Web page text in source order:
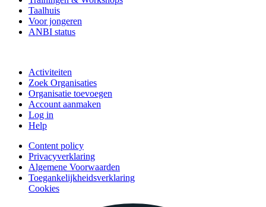
Taalhuis
Voor jongeren
ANBI status
Activiteiten
Zoek Organisaties
Organisatie toevoegen
Account aanmaken
Log in
Help
Content policy
Privacyverklaring
Algemene Voorwaarden
Toegankelijkheidsverklaring
Cookies